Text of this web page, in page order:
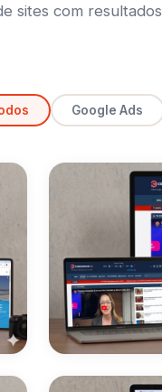
sites com resultados
Google Ads